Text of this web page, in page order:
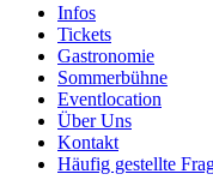
Infos
Tickets
Gastronomie
Sommerbühne
Eventlocation
Über Uns
Kontakt
Häufig gestellte